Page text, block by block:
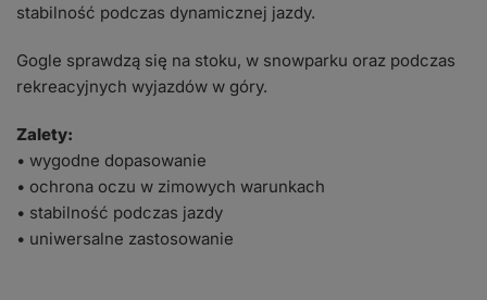
stabilność podczas dynamicznej jazdy.
Gogle sprawdzą się na stoku, w snowparku oraz podczas
rekreacyjnych wyjazdów w góry.
Zalety:
• wygodne dopasowanie
• ochrona oczu w zimowych warunkach
• stabilność podczas jazdy
• uniwersalne zastosowanie